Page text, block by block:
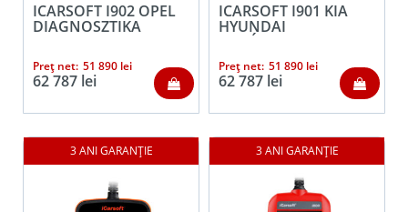
ICARSOFT I902 OPEL
DIAGNOSZTIKA
Preț net: 51 890 lei
62 787 lei
ICARSOFT I901 KIA
HYUNDAI
AUTÓDIAGNOSZTIKA
Preț net: 51 890 lei
62 787 lei